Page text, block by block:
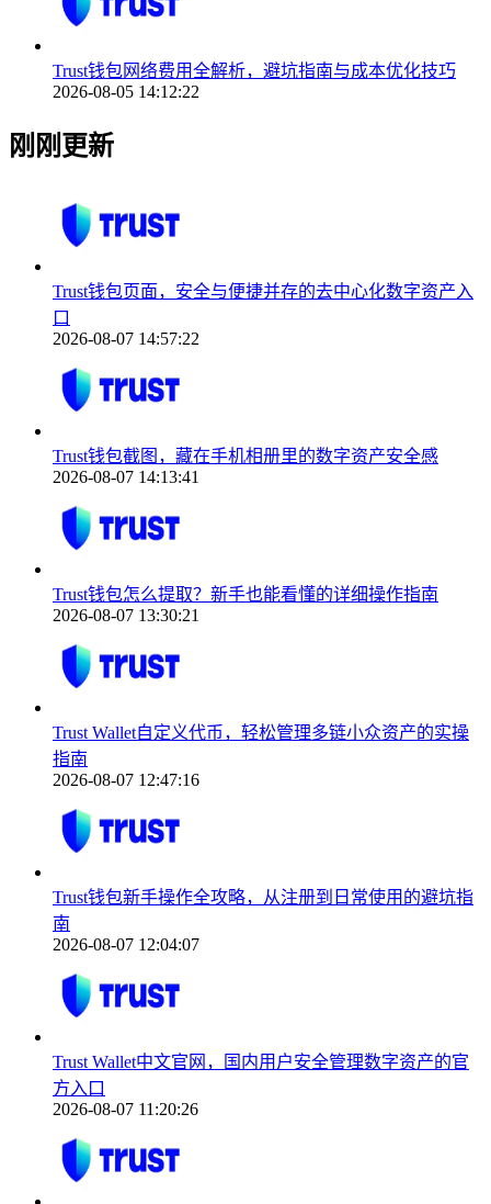
Trust钱包网络费用全解析，避坑指南与成本优化技巧
2026-08-05 14:12:22
刚刚更新
Trust钱包页面，安全与便捷并存的去中心化数字资产入
口
2026-08-07 14:57:22
Trust钱包截图，藏在手机相册里的数字资产安全感
2026-08-07 14:13:41
Trust钱包怎么提取？新手也能看懂的详细操作指南
2026-08-07 13:30:21
Trust Wallet自定义代币，轻松管理多链小众资产的实操
指南
2026-08-07 12:47:16
Trust钱包新手操作全攻略，从注册到日常使用的避坑指
南
2026-08-07 12:04:07
Trust Wallet中文官网，国内用户安全管理数字资产的官
方入口
2026-08-07 11:20:26